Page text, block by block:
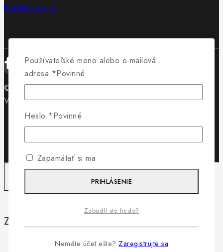
lewis@lewis.sk
© 2026 Obuv Lewis - WordPress Theme byAvanam
VytvoriloByteminds
Záleží nám na vašom súkromí
Používateľské meno alebo e-mailová
adresa *Povinné
Heslo *Povinné
Zapamätať si ma
PRIHLÁSENIE
Zabudli ste heslo?
Nemáte účet ešte? Zaregistrujte sa